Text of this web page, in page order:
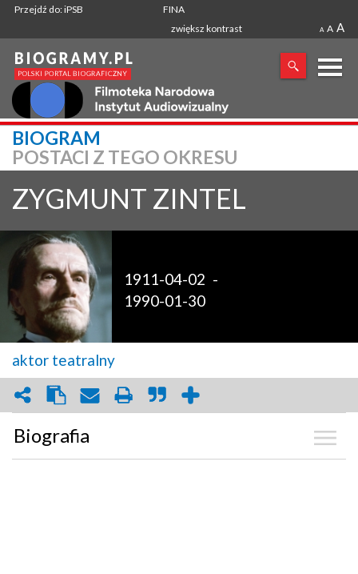
Przejdź do: iPSB
FINA
zwiększ kontrast
A A A
X
SZUKANA FRAZA
BIOGRAM
POSTACI Z TEGO OKRESU
ZYGMUNT ZINTEL
1911-04-02 -
1990-01-30
aktor teatralny
Biografia